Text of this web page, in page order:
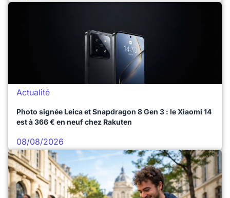
Actualité
Photo signée Leica et Snapdragon 8 Gen 3 : le Xiaomi 14
est à 366 € en neuf chez Rakuten
08/08/2026